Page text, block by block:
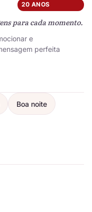
20 ANOS
para cada momento.
e
perfeita
Boa noite